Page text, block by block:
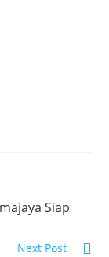
Siap
Next Post